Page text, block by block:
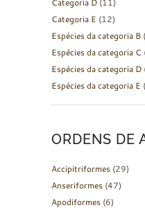
Categoria D (11)
Categoria E (12)
Espécies da categoria B
Espécies da categoria C
Espécies da categoria D
Espécies da categoria E
ORDENS DE
Accipitriformes (29)
Anseriformes (47)
Apodiformes (6)